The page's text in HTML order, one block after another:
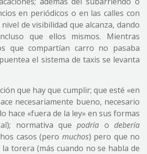
en periódicos o en las calles con
de visibilidad que alcanza, dando
que ellos mismos. Mientras
que compartían carro no pasaba
el sistema de taxis se levanta
que hay que cumplir; que esté «en
necesariamente bueno, necesario
hace «fuera de la ley» en sus formas
normativa quepodría o debería
casos (pero muchos) pero que no
torera (más cuando no se habla de